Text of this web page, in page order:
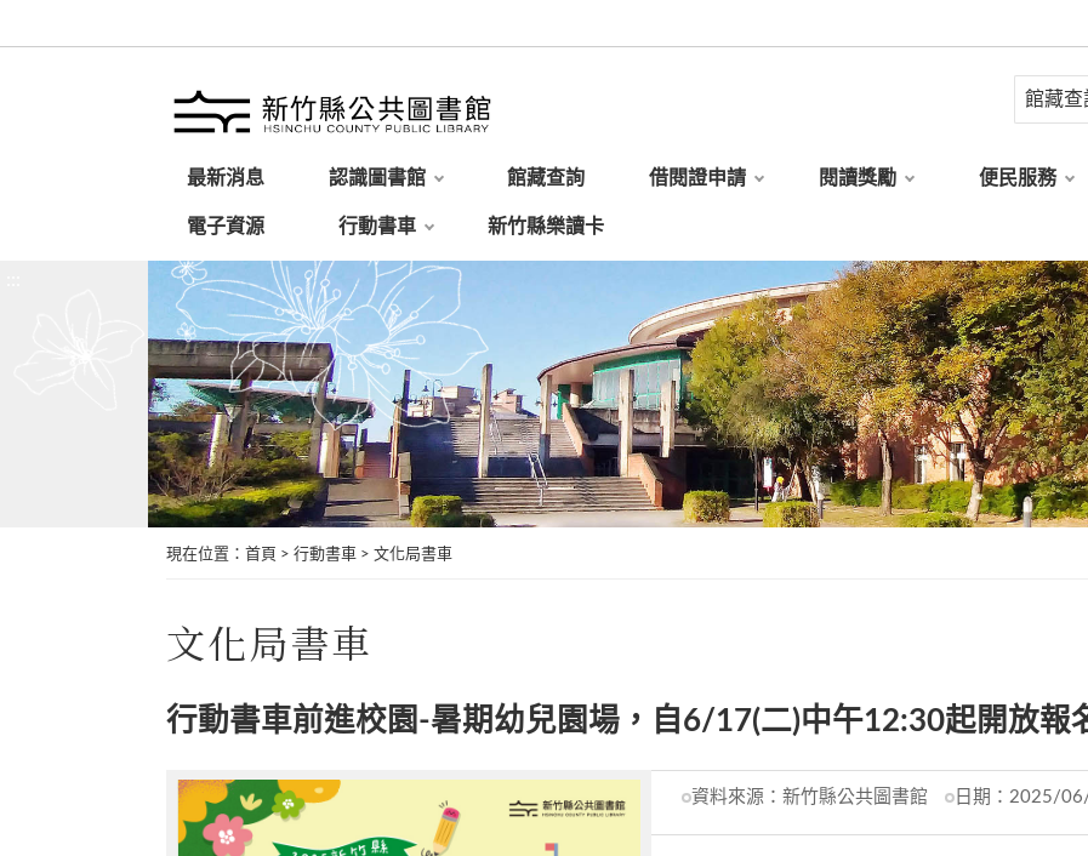
最新消息 認識圖書館 館藏查詢 借閱證申請 閱讀獎勵 便民服務
電子資源 行動書車 新竹縣樂讀卡
現在位置 ： 首頁 > 行動書車 > 文化局書車
文化局書車
行動書車前進校園-暑期幼兒園場，自6/17(二)中午12:30起開放報
資料來源： 新竹縣公共圖書館 日期：2025/